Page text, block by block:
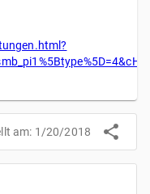
am: 1/20/2018